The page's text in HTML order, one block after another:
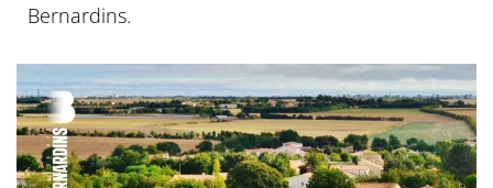
Bernardins.